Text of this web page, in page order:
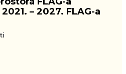
– 2027. FLAG-a